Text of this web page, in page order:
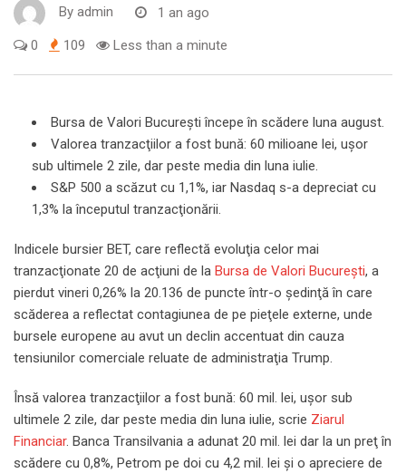
By admin 1 an ago
0 109 Less than a minute
Bursa de Valori Bucureşti începe în scădere luna august.
Valorea tranzacţiilor a fost bună: 60 milioane lei, uşor
sub ultimele 2 zile, dar peste media din luna iulie.
S&P 500 a scăzut cu 1,1%, iar Nasdaq s-a depreciat cu
1,3% la începutul tranzacţionării.
Indicele bursier BET, care reflectă evoluţia celor mai
tranzacţionate 20 de acţiuni de la Bursa de Valori Bucureşti, a
pierdut vineri 0,26% la 20.136 de puncte într-o şedinţă în care
scăderea a reflectat contagiunea de pe pieţele externe, unde
bursele europene au avut un declin accentuat din cauza
tensiunilor comerciale reluate de administraţia Trump.
Însă valorea tranzacţiilor a fost bună: 60 mil. lei, uşor sub
ultimele 2 zile, dar peste media din luna iulie, scrie Ziarul
Financiar. Banca Transilvania a adunat 20 mil. lei dar la un preţ în
scădere cu 0,8%, Petrom pe doi cu 4,2 mil. lei şi o apreciere de